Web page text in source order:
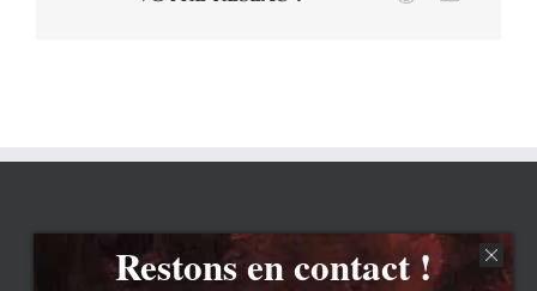
Restons en contact !